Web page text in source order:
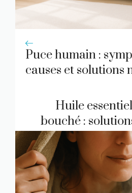
Puce humain :
causes et solutions
Huile
bouché :